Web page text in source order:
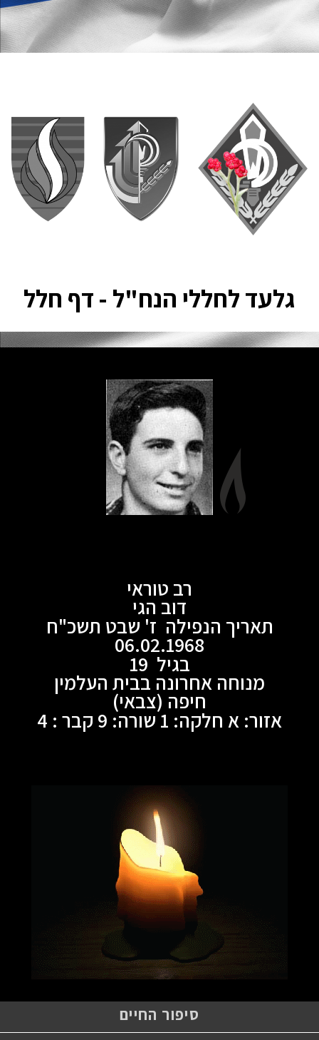
גלעד לחללי הנח"ל - דף חלל
רב טוראי
דוב הגי
תאריך הנפילה ז' שבט תשכ"ח
06.02.1968
בגיל 19
מנוחה אחרונה בבית העלמין
חיפה (צבאי)
אזור: א חלקה: 1 שורה: 9 קבר : 4
סיפור החיים